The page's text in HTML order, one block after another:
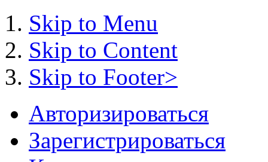
Skip to Menu
Skip to Content
Skip to Footer>
Авторизироваться
Зарегистрироваться